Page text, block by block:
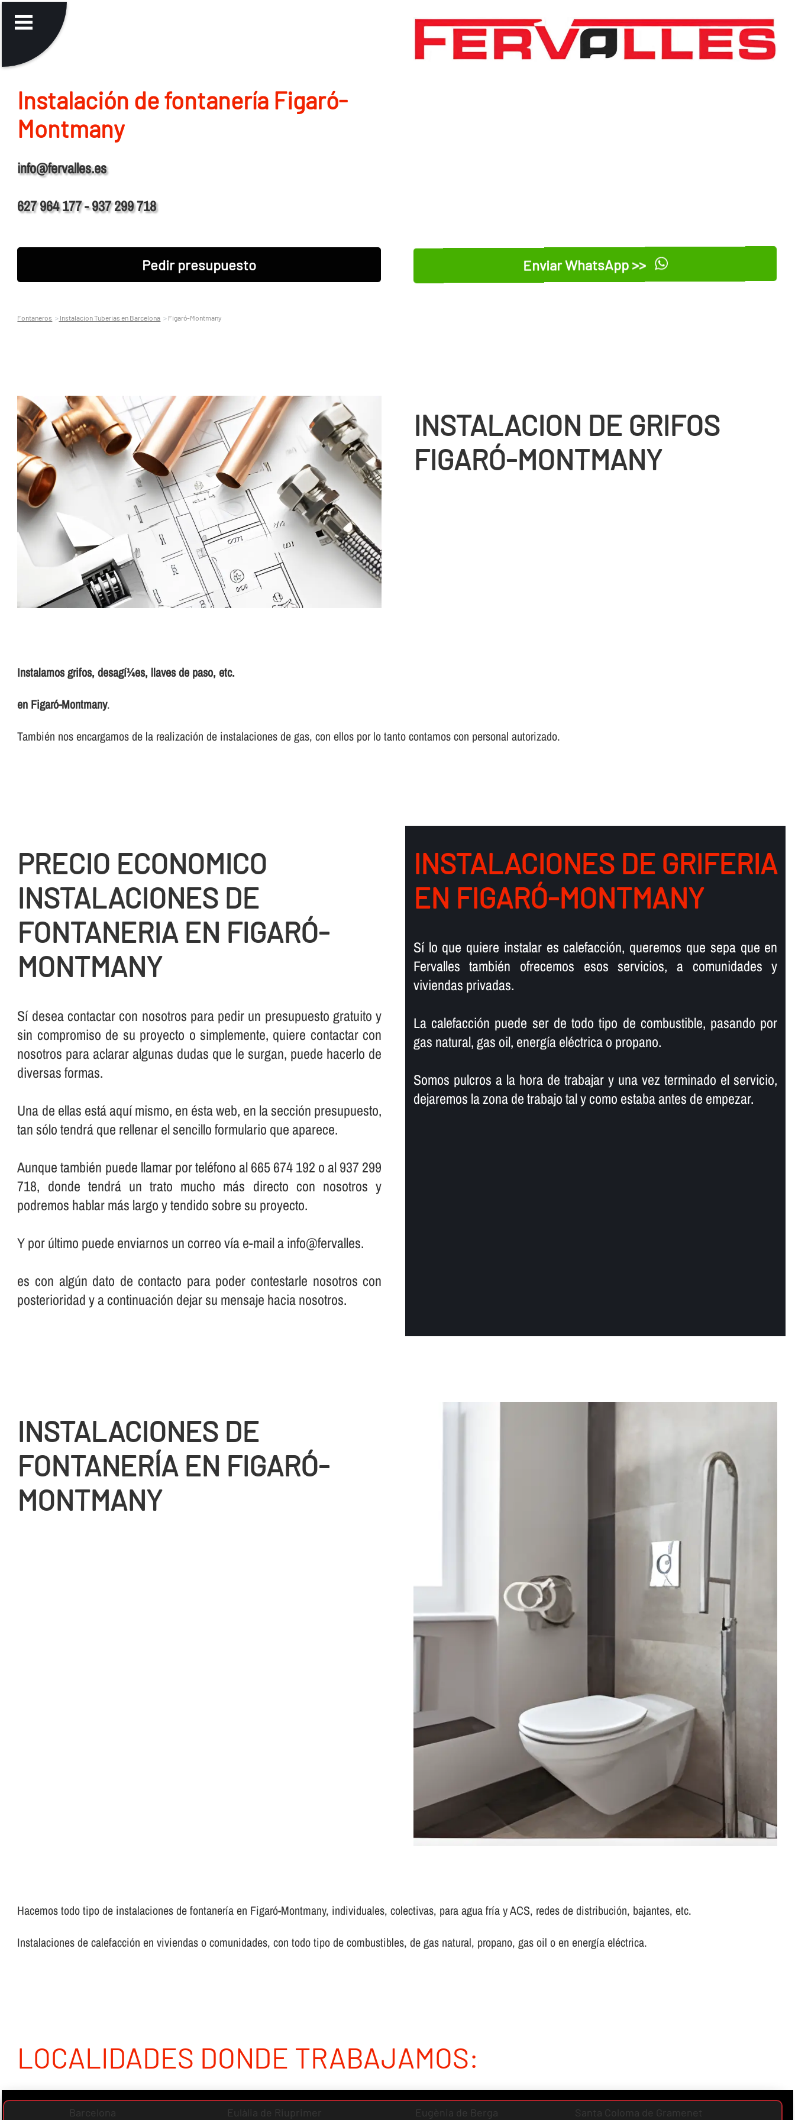
Instalación de fontanerí­a Figaró-
Montmany
info@fervalles.es
627 964 177 - 937 299 718
Pedir presupuesto Enviar WhatsApp >>
Fontaneros Instalacion Tuberias en Barcelona Figaró-Montmany
INSTALACION DE GRIFOS
FIGARÓ-MONTMANY
Instalamos grifos, desagí¼es, llaves de paso, etc.
en Figaró-Montmany.
También nos encargamos de la realización de instalaciones de gas, con ellos por lo tanto contamos con personal autorizado.
PRECIO ECONOMICO
INSTALACIONES DE
FONTANERIA EN FIGARÓ-
MONTMANY
Sí­ desea contactar con nosotros para pedir un presupuesto gratuito y
sin compromiso de su proyecto o simplemente, quiere contactar con
nosotros para aclarar algunas dudas que le surgan, puede hacerlo de
diversas formas.
Una de ellas está aquí­ mismo, en ésta web, en la sección presupuesto,
tan sólo tendrá que rellenar el sencillo formulario que aparece.
Aunque también puede llamar por teléfono al 665 674 192 o al 937 299
718, donde tendrá un trato mucho más directo con nosotros y
podremos hablar más largo y tendido sobre su proyecto.
Y por último puede enviarnos un correo ví­a e-mail a info@fervalles.
es con algún dato de contacto para poder contestarle nosotros con
posterioridad y a continuación dejar su mensaje hacia nosotros.
INSTALACIONES DE GRIFERIA
EN FIGARÓ-MONTMANY
Sí­ lo que quiere instalar es calefacción, queremos que sepa que en
Fervalles también ofrecemos esos servicios, a comunidades y
viviendas privadas.
La calefacción puede ser de todo tipo de combustible, pasando por
gas natural, gas oil, energí­a eléctrica o propano.
Somos pulcros a la hora de trabajar y una vez terminado el servicio,
dejaremos la zona de trabajo tal y como estaba antes de empezar.
INSTALACIONES DE
FONTANERÍ­A EN FIGARÓ-
MONTMANY
Hacemos todo tipo de instalaciones de fontanerí­a en Figaró-Montmany, individuales, colectivas, para agua frí­a y ACS, redes de distribución, bajantes, etc.
Instalaciones de calefacción en viviendas o comunidades, con todo tipo de combustibles, de gas natural, propano, gas oil o en energí­a eléctrica.
LOCALIDADES DONDE TRABAJAMOS:
Barcelona Eulàlia de Riuprimer Eugènia de Berga Santa Coloma de Gramenet